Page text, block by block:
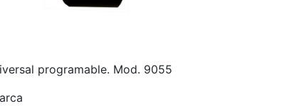
programable. Mod. 9055